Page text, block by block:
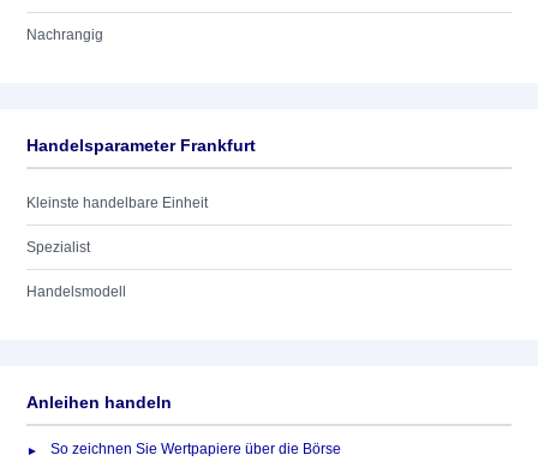
Nachrangig
Handelsparameter Frankfurt
Kleinste handelbare Einheit
Spezialist
Handelsmodell
Anleihen handeln
So zeichnen Sie Wertpapiere über die Börse